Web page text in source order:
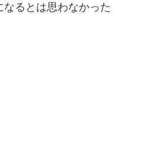
るとは思わなかった